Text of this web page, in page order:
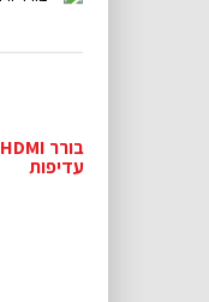
עדיפות